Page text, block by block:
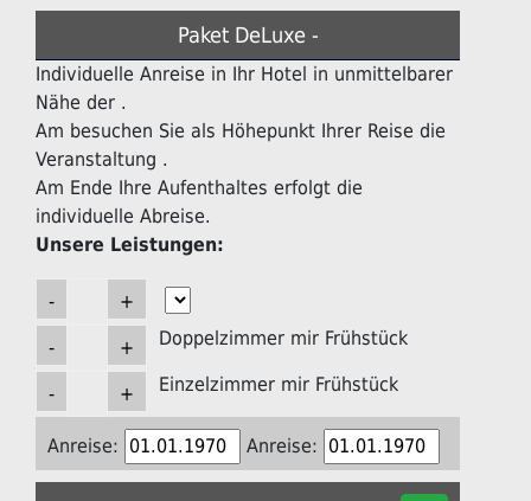
Paket DeLuxe -
Individuelle Anreise in Ihr Hotel in unmittelbarer
Nähe der .
Am besuchen Sie als Höhepunkt Ihrer Reise die
Veranstaltung .
Am Ende Ihre Aufenthaltes erfolgt die
individuelle Abreise.
Unsere Leistungen:
Doppelzimmer mir Frühstück
Einzelzimmer mir Frühstück
Anreise: Anreise: